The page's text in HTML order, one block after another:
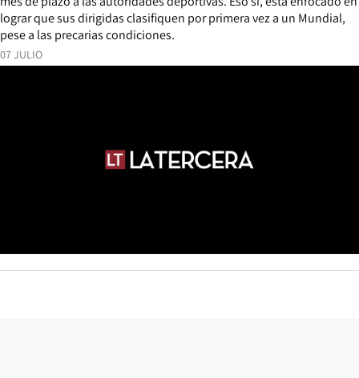
07 JULIO
lograr que sus dirigidas clasifiquen por primera vez a un Mundial,
pese a las precarias condiciones.